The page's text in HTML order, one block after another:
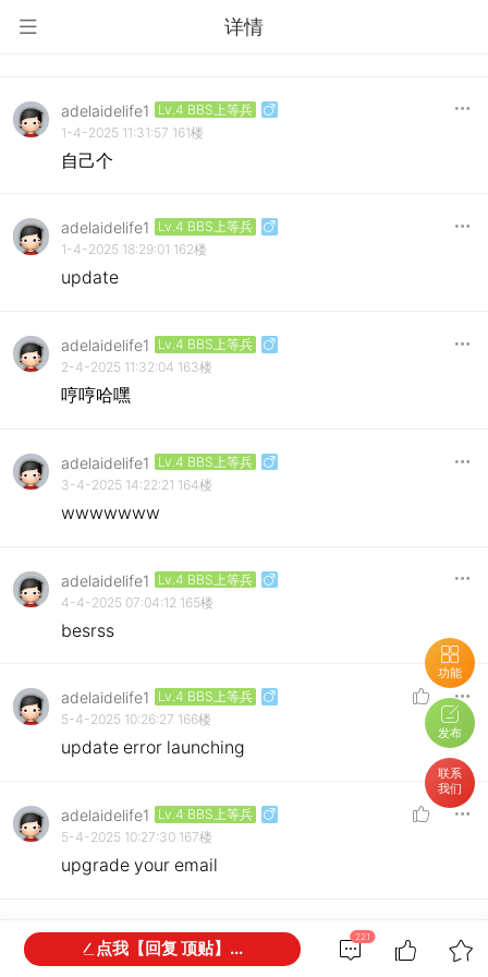
详情
功能
发布
联系
我们
adelaidelife1
Lv.4 BBS上等兵
1-4-2025 11:31:57 161楼
自己个
adelaidelife1
Lv.4 BBS上等兵
1-4-2025 18:29:01 162楼
update
adelaidelife1
Lv.4 BBS上等兵
2-4-2025 11:32:04 163楼
哼哼哈嘿
adelaidelife1
Lv.4 BBS上等兵
3-4-2025 14:22:21 164楼
wwwwwww
adelaidelife1
Lv.4 BBS上等兵
4-4-2025 07:04:12 165楼
besrss
adelaidelife1
Lv.4 BBS上等兵
5-4-2025 10:26:27 166楼
update error launching
adelaidelife1
Lv.4 BBS上等兵
5-4-2025 10:27:30 167楼
upgrade your email
adelaidelife1 Lv.4 BBS上等兵
6-4-2025 12:20:26 168楼
221
点我【回复 顶贴】...